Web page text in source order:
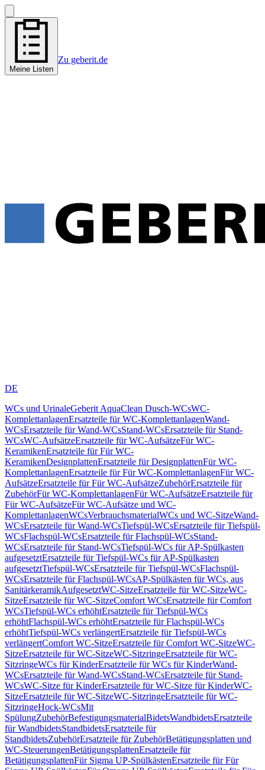
Meine Listen
Zu geberit.de
DE
WCs und UrinaleGeberit AquaClean Dusch-WCsWC-
KomplettanlagenErsatzteile für WC-KomplettanlagenWand-
WCsErsatzteile für Wand-WCsStand-WCsErsatzteile für Stand-
WCsWC-AufsätzeErsatzteile für WC-AufsätzeFür WC-
KeramikenErsatzteile für Für WC-
KeramikenDesignplattenErsatzteile für DesignplattenFür WC-
KomplettanlagenErsatzteile für Für WC-KomplettanlagenFür WC-
AufsätzeErsatzteile für Für WC-AufsätzeZubehörErsatzteile für
ZubehörFür WC-KomplettanlagenFür WC-AufsätzeErsatzteile für
Für WC-AufsätzeFür WC-Aufsätze und WC-
KomplettanlagenWCsVerbrauchsmaterialWCs und WC-SitzeWand-
WCsErsatzteile für Wand-WCsTiefspül-WCsErsatzteile für Tiefspül-
WCsFlachspül-WCsErsatzteile für Flachspül-WCsStand-
WCsErsatzteile für Stand-WCsTiefspül-WCs für AP-Spülkasten
aufgesetztErsatzteile für Tiefspül-WCs für AP-Spülkasten
aufgesetztTiefspül-WCsErsatzteile für Tiefspül-WCsFlachspül-
WCsErsatzteile für Flachspül-WCsAP-Spülkästen für WCs, aus
SanitärkeramikAufgesetztWC-SitzeErsatzteile für WC-SitzeWC-
SitzeErsatzteile für WC-SitzeComfort WCsErsatzteile für Comfort
WCsTiefspül-WCs erhöhtErsatzteile für Tiefspül-WCs
erhöhtFlachspül-WCs erhöhtErsatzteile für Flachspül-WCs
erhöhtTiefspül-WCs verlängertErsatzteile für Tiefspül-WCs
verlängertComfort WC-SitzeErsatzteile für Comfort WC-SitzeWC-
SitzeErsatzteile für WC-SitzeWC-SitzringeErsatzteile für WC-
SitzringeWCs für KinderErsatzteile für WCs für KinderWand-
WCsErsatzteile für Wand-WCsStand-WCsErsatzteile für Stand-
WCsWC-Sitze für KinderErsatzteile für WC-Sitze für KinderWC-
SitzeErsatzteile für WC-SitzeWC-SitzringeErsatzteile für WC-
SitzringeHock-WCsMit
SpülungZubehörBefestigungsmaterialBidetsWandbidetsErsatzteile
für WandbidetsStandbidetsErsatzteile für
StandbidetsZubehörErsatzteile für ZubehörBetätigungsplatten und
WC-SteuerungenBetätigungsplattenErsatzteile für
BetätigungsplattenFür Sigma UP-SpülkästenErsatzteile für Für